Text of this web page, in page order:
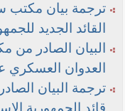
ترجمة بيان مكتب
القائد الجديد
البيان الصادر من
العدوان العسكري
ترجمة البيان
قائد الجمهورية